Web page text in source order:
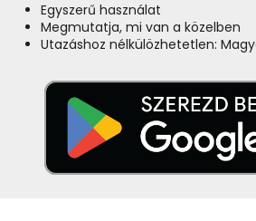
Egyszerű használat
Megmutatja, mi van a közelben
Utazáshoz nélkülözhetetlen: